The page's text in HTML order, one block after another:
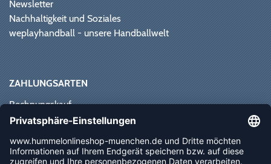
Newsletter
Nachhaltigkeit und Soziales
weplayhandball - unsere Handballwelt
ZAHLUNGSARTEN
Rechnungskauf
Paypal
Vorkasse